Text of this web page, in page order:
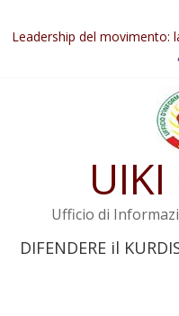
Abdullah Öcalan: Le legge
Leadership del movimento:
Öcalan e l’intero movimento
Commissione donne del
Non tenere conto della
Il KNK chiede un’azione
Ufficio di
DIFENDERE il